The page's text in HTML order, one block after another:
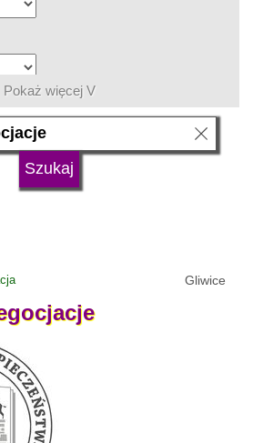
Pokaż więcej V
Gliwice